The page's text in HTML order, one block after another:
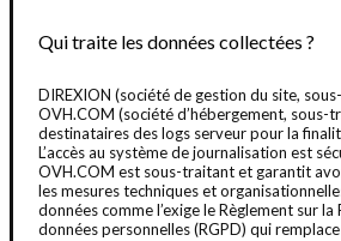
Qui traite les données collectées ?
DIREXION (société de gestion du site,
OVH.COM (société d’hébergement, sous-
destinataires des logs serveur pour la
L’accès au système de journalisation est
OVH.COM est sous-traitant et garantit
les mesures techniques et
données comme l’exige le Règlement sur
données personnelles (RGPD) qui